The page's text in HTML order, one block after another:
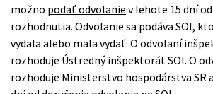
možno podať odvolanie v lehote 15 dní
rozhodnutia. Odvolanie sa podáva SOI,
vydala alebo mala vydať. O odvolaní
rozhoduje Ústredný inšpektorát SOI. O
rozhoduje Ministerstvo hospodárstva SR a